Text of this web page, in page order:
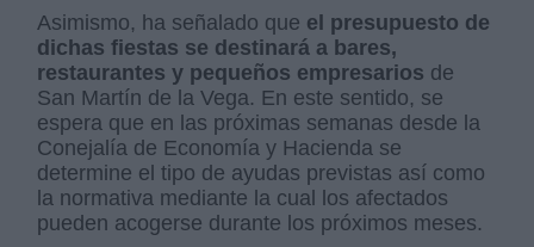
Asimismo, ha señalado que el presupuesto de
dichas fiestas se destinará a bares,
restaurantes y pequeños empresarios de
San Martín de la Vega. En este sentido, se
espera que en las próximas semanas desde la
Conejalía de Economía y Hacienda se
determine el tipo de ayudas previstas así como
la normativa mediante la cual los afectados
pueden acogerse durante los próximos meses.